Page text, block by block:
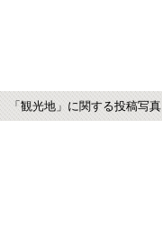
「観光地」に関する投稿写真